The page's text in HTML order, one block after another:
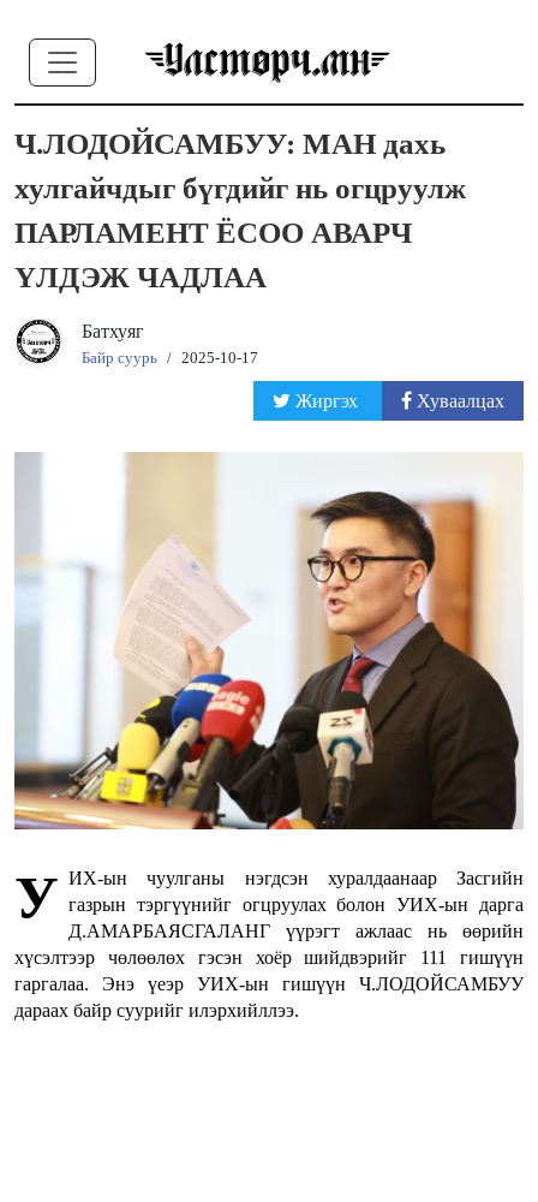
Ч.ЛОДОЙСАМБУУ: МАН дахь
хулгайчдыг бүгдийг нь огцруулж
ПАРЛАМЕНТ ЁСОО АВАРЧ
ҮЛДЭЖ ЧАДЛАА
Батхуяг
Байр суурь / 2025-10-17
Жиргэх Хуваалцах
У ИХ-ын чуулганы нэгдсэн хуралдаанаар Засгийн
газрын тэргүүнийг огцруулах болон УИХ-ын дарга
Д.АМАРБАЯСГАЛАНГ үүрэгт ажлаас нь өөрийн
хүсэлтээр чөлөөлөх гэсэн хоёр шийдвэрийг 111 гишүүн
гаргалаа. Энэ үеэр УИХ-ын гишүүн Ч.ЛОДОЙСАМБУУ
дараах байр суурийг илэрхийллээ.